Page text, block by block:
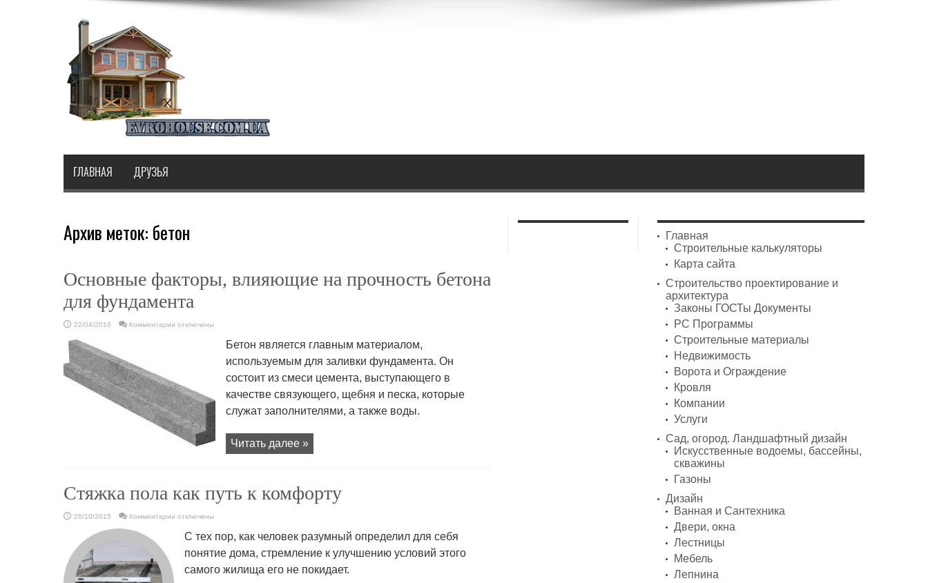
ГЛАВНАЯ ДРУЗЬЯ
Архив меток: бетон
Основные факторы, влияющие на прочность бетона
для фундамента
22/04/2016 Комментарии
для
фундамента
отключены
Бетон является главным материалом,
используемым для заливки фундамента. Он
состоит из смеси цемента, выступающего в
качестве связующего, щебня и песка, которые
служат заполнителями, а также воды.
Читать далее »
Стяжка пола как путь к комфорту
26/10/2015 Комментарии
Стяжка
пола
путь
комфорту
отключены
С тех пор, как человек разумный определил для себя
понятие дома, стремление к улучшению условий этого
самого жилища его не покидает.
Главная
Строительные калькуляторы
Карта сайта
Строительство проектирование и
архитектура
Законы ГОСТы Документы
PC Программы
Строительные материалы
Недвижимость
Ворота и Ограждение
Кровля
Компании
Услуги
Сад, огород. Ландшафтный дизайн
Искусственные водоемы, бассейны,
скважины
Газоны
Дизайн
Ванная и Сантехника
Двери, окна
Лестницы
Мебель
Лепнина